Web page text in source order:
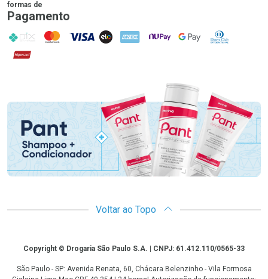
formas de
Pagamento
PIX MasterCard
VISA ELO AMEX NuPay Google PayDiners Club
Hipercard
Promoção em Destaque
Voltar ao Topo
CopyrightCopyright © Drogaria São Paulo S.A. | CNPJ: 61.412.110/0565-33
São Paulo - SP: Avenida Renata, 60, Chácara Belenzinho - Vila Formosa